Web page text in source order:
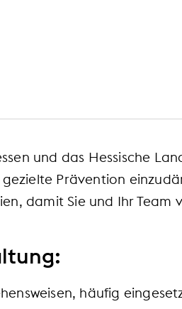
und das Hessische
Prävention
damit Sie und Ihr Team
häufig